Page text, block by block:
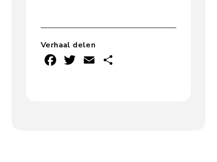
Verhaal delen
F T E D